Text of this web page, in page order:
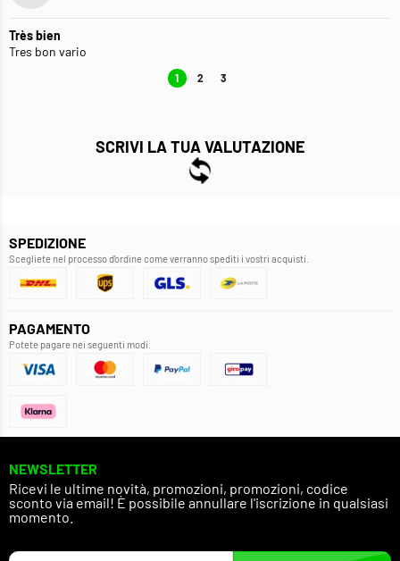
Très bien
Tres bon vario
1 2 3
SCRIVI LA TUA VALUTAZIONE
SPEDIZIONE
Scegliete nel processo d'ordine come verranno spediti i vostri acquisti.
PAGAMENTO
Potete pagare nei seguenti modi.
NEWSLETTER
Ricevi le ultime novità, promozioni, promozioni, codice
sconto via email! È possibile annullare l'iscrizione in qualsiasi
momento.